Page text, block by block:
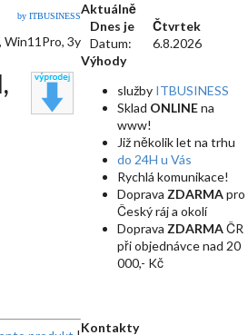
by ITBUSINESS
Win11Pro, 3y
Aktuálně
Dnes je
Čtvrtek
Datum:
6.8.2026
Výhody
služby ITBUSINESS
Sklad ONLINEna
www!
Již několik let na trhu
do 24H u Vás
Rychlá komunikace!
Doprava ZDARMApro
Český ráj a okolí
Doprava ZDARMAČR
při objednávce nad 20
000,- Kč
Kontakty